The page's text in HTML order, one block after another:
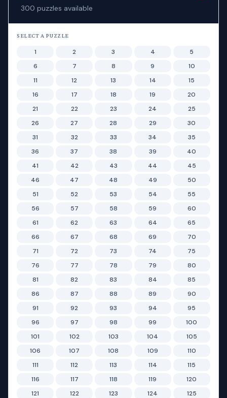
300 puzzles available
SELECT A PUZZLE
1 2 3 4
5
6
7 8 9
10
11
12 13 14
15
16
17 18 19
20
21
22 23 24
25
26
27 28 29
30
31
32 33 34
35
36
37 38 39
40
41
42 43 44
45
46
47 48 49
50
51
52 53 54
55
56
57 58 59
60
61
62 63 64
65
66
67 68 69
70
71
72 73 74
75
76
77 78 79
80
81
82 83 84
85
86
87 88 89
90
91
92 93 94
95
96
97 98 99
100
101
102 103 104
105
106
107 108 109
110
111
112 113 114
115
116
117 118 119
120
121
122 123 124
125